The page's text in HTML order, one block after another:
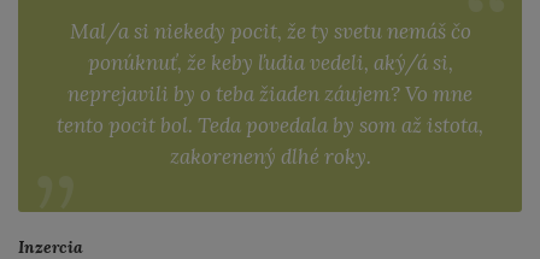
Mal/a si niekedy pocit, že ty svetu nemáš čo
ponúknuť, že keby ľudia vedeli, aký/á si,
neprejavili by o teba žiaden záujem? Vo mne
tento pocit bol. Teda povedala by som až istota,
zakorenený dlhé roky.
Inzercia